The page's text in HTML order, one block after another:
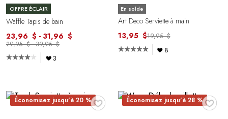
OFFRE ÉCLAIR
Waffle Tapis de bain
23,96 $ - 31,96 $
29,95 $ - 39,95 $
3
En solde
Art Deco Serviette à main
13,95 $19,95 $
8
♥
Économisez jusqu'à 20 % ♥
Économisez jusqu'à 28 %